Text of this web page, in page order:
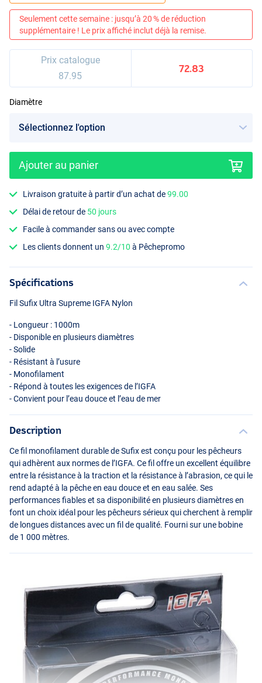
Seulement cette semaine : jusqu’à 20 % de réduction
supplémentaire ! Le prix affiché inclut déjà la remise.
Prix catalogue
87.95
72.83
Diamètre
Ajouter au panier
Livraison gratuite à partir d’un achat de99.00
Délai de retour de 50 jours
Facile à commander sans ou avec compte
Les clients donnent un9.2/10 à Pêchepromo
Spécifications
Fil Sufix Ultra Supreme IGFA Nylon
- Longueur : 1000m
- Disponible en plusieurs diamètres
- Solide
- Résistant à l’usure
- Monofilament
- Répond à toutes les exigences de l’IGFA
- Convient pour l’eau douce et l’eau de mer
Description
Ce fil monofilament durable de Sufix est conçu pour les pêcheurs
qui adhèrent aux normes de l’IGFA. Ce fil offre un excellent équilibre
entre la résistance à la traction et la résistance à l’abrasion, ce qui le
rend adapté à la pêche en eau douce et en eau salée. Ses
performances fiables et sa disponibilité en plusieurs diamètres en
font un choix idéal pour les pêcheurs sérieux qui cherchent à remplir
de longues distances avec un fil de qualité. Fourni sur une bobine
de 1 000 mètres.